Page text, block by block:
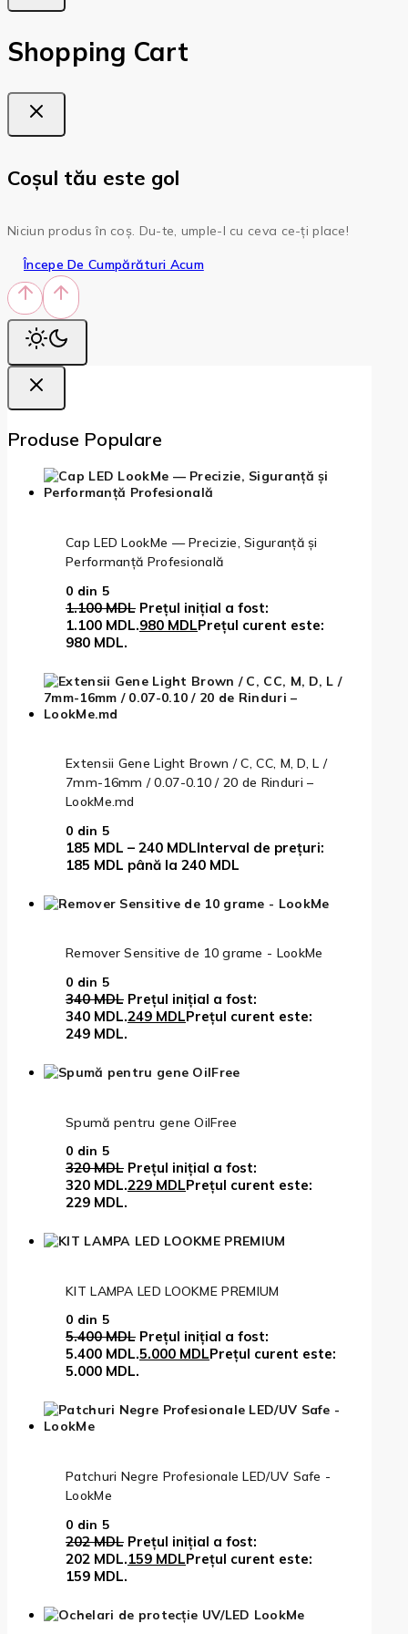
Shopping Cart
Coșul tău este gol
Niciun produs în coș. Du-te, umple-l cu ceva ce-ți place!
Începe De Cumpărături Acum
Produse Populare
Cap LED LookMe — Precizie, Siguranță și
Performanță Profesională
0 din 5
1.100MDL Prețul inițial a fost:
1.100 MDL.980 MDLPrețul curent este:
980 MDL.
Extensii Gene Light Brown / C, CC, M, D, L /
7mm-16mm / 0.07-0.10 / 20 de Rinduri –
LookMe.md
0 din 5
185 MDL – 240 MDLInterval de prețuri:
185 MDL până la 240 MDL
Remover Sensitive de 10 grame - LookMe
0 din 5
340MDL Prețul inițial a fost:
340 MDL.249 MDLPrețul curent este:
249 MDL.
Spumă pentru gene OilFree
0 din 5
320MDL Prețul inițial a fost:
320 MDL.229 MDLPrețul curent este:
229 MDL.
KIT LAMPA LED LOOKME PREMIUM
0 din 5
5.400MDL Prețul inițial a fost:
5.400 MDL.5.000 MDLPrețul curent este:
5.000 MDL.
Patchuri Negre Profesionale LED/UV Safe -
LookMe
0 din 5
202MDL Prețul inițial a fost:
202 MDL.159 MDLPrețul curent este:
159 MDL.